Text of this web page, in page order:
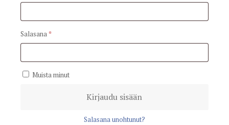
Salasana*Vaaditaan
Muista minut
Kirjaudu sisään
Salasana unohtunut?